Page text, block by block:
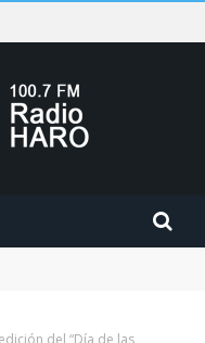
del “Día de las